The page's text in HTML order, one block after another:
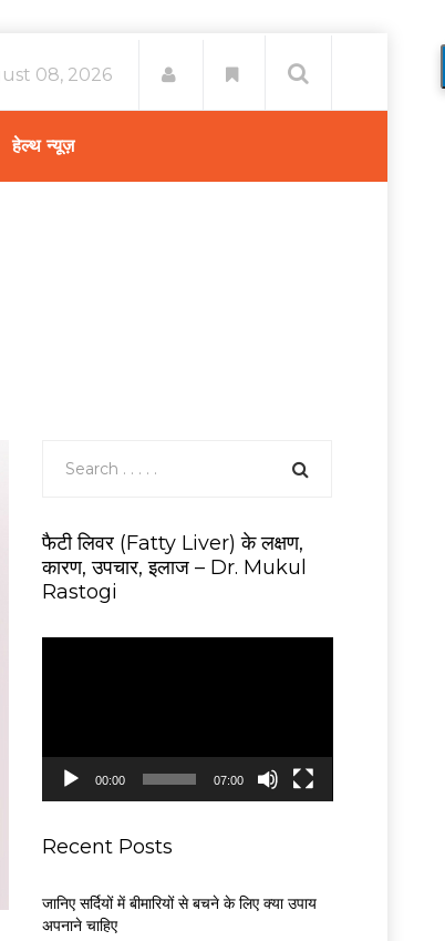
08, 2026
हेल्थ न्यूज़
फैटी लिवर (Fatty Liver) के लक्षण,
कारण, उपचार, इलाज – Dr. Mukul
Rastogi
y
00:00 07:00
Recent Posts
जानिए सर्दियों में बीमारियों से बचने के लिए क्या उपाय
अपनाने चाहिए